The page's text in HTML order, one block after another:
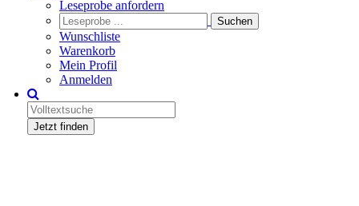
Leseprobe anfordern
Wunschliste
Warenkorb
Mein Profil
Anmelden
Jetzt finden